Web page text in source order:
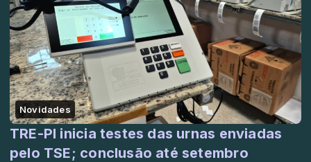
Novidades
TRE-PI inicia testes das urnas enviadas
pelo TSE; conclusão até setembro